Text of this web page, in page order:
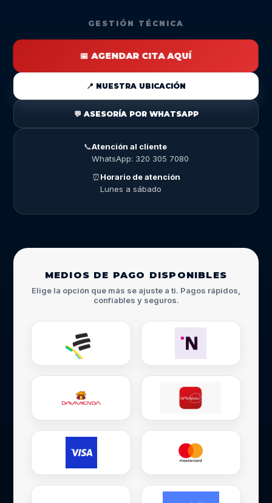
GESTIÓN TÉCNICA
📅 AGENDAR CITA AQUÍ
📍 NUESTRA UBICACIÓN
💬 ASESORÍA POR WHATSAPP
📞Atención al cliente
WhatsApp: 320 305 7080
⏰Horario de atención
Lunes a sábado
MEDIOS DE PAGO DISPONIBLES
Elige la opción que más se ajuste a ti. Pagos rápidos,
confiables y seguros.